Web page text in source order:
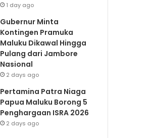
1 day ago
Gubernur Minta
Kontingen Pramuka
Maluku Dikawal Hingga
Pulang dari Jambore
Nasional
2 days ago
Pertamina Patra Niaga
Papua Maluku Borong 5
Penghargaan ISRA 2026
2 days ago